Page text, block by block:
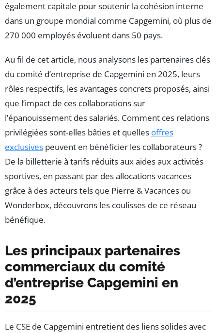
également capitale pour soutenir la cohésion interne
dans un groupe mondial comme Capgemini, où plus de
270 000 employés évoluent dans 50 pays.
Au fil de cet article, nous analysons les partenaires clés
du comité d’entreprise de Capgemini en 2025, leurs
rôles respectifs, les avantages concrets proposés, ainsi
que l’impact de ces collaborations sur
l’épanouissement des salariés. Comment ces relations
privilégiées sont-elles bâties et quelles offres
exclusives peuvent en bénéficier les collaborateurs ?
De la billetterie à tarifs réduits aux aides aux activités
sportives, en passant par des allocations vacances
grâce à des acteurs tels que Pierre & Vacances ou
Wonderbox, découvrons les coulisses de ce réseau
bénéfique.
Les principaux partenaires
commerciaux du comité
d’entreprise Capgemini en
2025
Le CSE de Capgemini entretient des liens solides avec